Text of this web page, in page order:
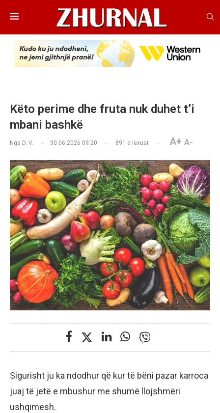
Këto perime dhe fruta nuk duhet t’i
mbani bashkë
Nga D. V. 30.06.2026 09:20 891 e lexuar A+ A-
Sigurisht ju ka ndodhur që kur të bëni pazar karroca
juaj të jetë e mbushur me shumë llojshmëri
ushqimesh.